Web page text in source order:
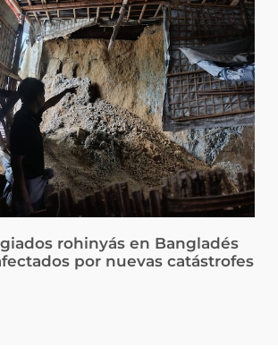
rohinyás en Bangladés
por nuevas catástrofes